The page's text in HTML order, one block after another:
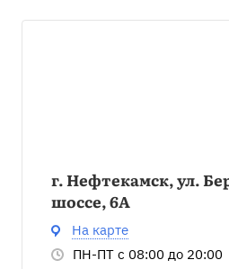
г. Нефтекамск, ул.
шоссе, 6А
На карте
ПН-ПТ с 08:00 до 20:00